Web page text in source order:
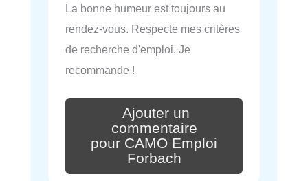
La bonne humeur est toujours au
rendez-vous. Respecte mes critères
de recherche d'emploi. Je
recommande !
Ajouter un
commentaire
pour CAMO Emploi
Forbach